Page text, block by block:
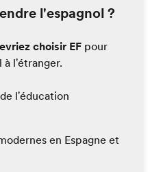
l'espagnol ?
choisir EF pour
à l'étranger.
l'éducation
en Espagne et